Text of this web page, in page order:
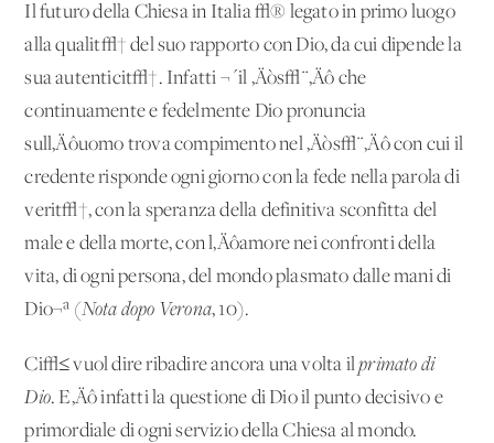
Il futuro della Chiesa in Italia √® legato in primo luogo
alla qualit√† del suo rapporto con Dio, da cui dipende la
sua autenticit√†. Infatti ¬´il ‚Äòs√¨‚Äô che
continuamente e fedelmente Dio pronuncia
sull‚Äôuomo trova compimento nel ‚Äòs√¨‚Äô con cui il
credente risponde ogni giorno con la fede nella parola di
verit√†, con la speranza della definitiva sconfitta del
male e della morte, con l‚Äôamore nei confronti della
vita, di ogni persona, del mondo plasmato dalle mani di
Dio¬ª (Nota dopo Verona, 10).
Ci√≤ vuol dire ribadire ancora una volta ilprimato di
Dio. E‚Äô infatti la questione di Dio il punto decisivo e
primordiale di ogni servizio della Chiesa al mondo.